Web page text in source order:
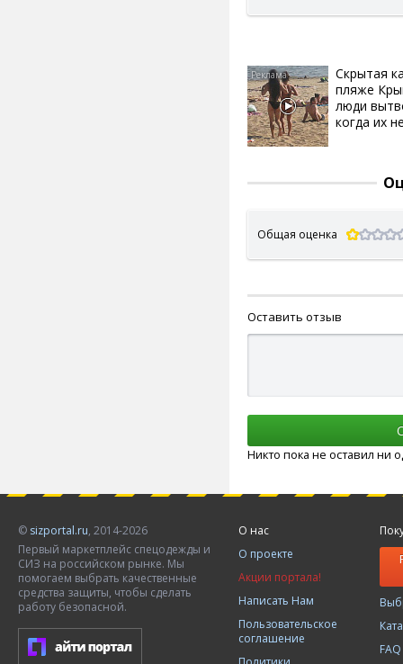
Скрытая
пляже
люди
когда их
Общая оценка
Оставить отзыв
Никто пока не оставил ни
© sizportal.ru, 2014-2026
Первый маркетплейс спецодежды и
СИЗ на российском рынке. Мы
помогаем выбрать качественные
средства защиты, чтобы сделать
работу безопасной.
О нас
О проекте
Акции портала!
Написать Нам
Пользовательское
соглашение
FAQ